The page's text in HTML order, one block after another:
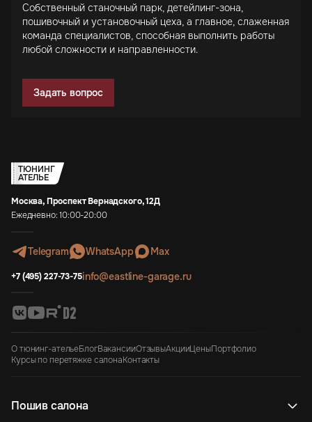
Собственный станочный парк, детейлинг-зона,
пошивочный и установочный цеха, а главное, слаженная
команда специалистов, способная выполнить работы
любой сложности и направленности.
Задать вопрос
ТЮНИНГ
АТЕЛЬЕ
Москва, Проспект Вернадского, 12Д
Ежедневно: 10:00-20:00
Telegram WhatsApp Max
+7 (495) 227-73-75info@eastline-garage.ru
О тюнинг-ательеБлогВакансииОтзывыАкцииЦеныПортфолио
Курсы по перетяжке салонаКонтакты
Пошив салона